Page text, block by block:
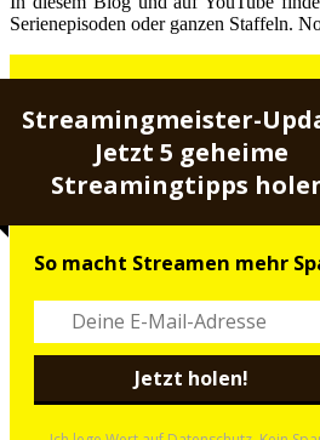
Serienepisoden oder ganzen Staffeln.
Streamingmeister-
Jetzt 5 geheime
Streamingtipps
So macht Streamen mehr